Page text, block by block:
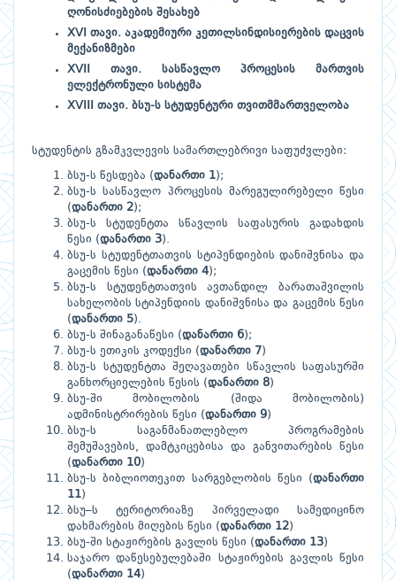
ღონისძიებების შესახებ
XVI თავი. აკადემიური კეთილსინდისიერების დაცვის
მექანიზმები
XVII თავი. სასწავლო პროცესის მართვის
ელექტრონული სისტემა
XVIII თავი. ბსუ-ს სტუდენტური თვითმმართველობა
სტუდენტის გზამკვლევის სამართლებრივი საფუძვლები:
ბსუ-ს წესდება (დანართი 1);
ბსუ-ს სასწავლო პროცესის მარეგულირებელი წესი
(დანართი 2);
ბსუ-ს სტუდენტთა სწავლის საფასურის გადახდის
წესი (დანართი 3).
ბსუ-ს სტუდენტთათვის სტიპენდიების დანიშვნისა და
გაცემის წესი (დანართი 4);
ბსუ-ს სტუდენტთათვის ავთანდილ ბარათაშვილის
სახელობის სტიპენდიის დანიშვნისა და გაცემის წესი
(დანართი 5).
ბსუ-ს შინაგანაწესი (დანართი 6);
ბსუ-ს ეთიკის კოდექსი (დანართი 7)
ბსუ-ს სტუდენტთა შეღავათები სწავლის საფასურში
განხორციელების წესის (დანართი 8)
ბსუ-ში მობილობის (შიდა მობილობის)
ადმინისტრირების წესი (დანართი 9)
ბსუ-ს საგანმანათლებლო პროგრამების
შემუშავების, დამტკიცებისა და განვითარების წესი
(დანართი 10)
ბსუ-ს ბიბლიოთეკით სარგებლობის წესი (დანართი
11)
ბსუ–ს ტერიტორიაზე პირველადი სამედიცინო
დახმარების მიღების წესი (დანართი 12)
ბსუ-ში სტაჟირების გავლის წესი (დანართი 13)
საჯარო დაწესებულებაში სტაჟირების გავლის წესი
(დანართი 14)